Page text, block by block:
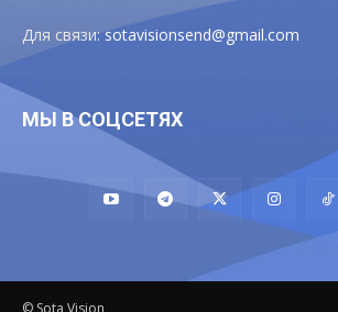
Для связи:sotavisionsend@gmail.com
МЫ В СОЦСЕТЯХ